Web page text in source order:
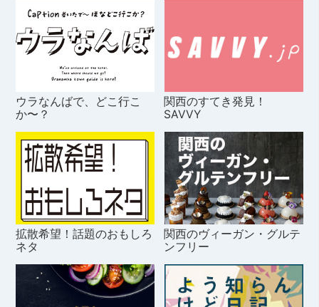
ウラなんばで、どこ行こ
か〜？
関西のすてき発見！
SAVVY
拡散希望！話題のおもしろ
ネタ
関西のヴィーガン・グルテ
ンフリー